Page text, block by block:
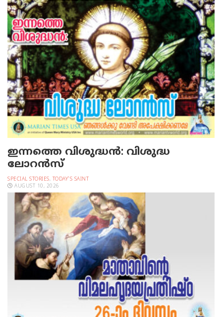
ഇന്നത്തെ വിശുദ്ധന്‍: വിശുദ്ധ
ലോറന്‍സ്‌
SPECIAL STORIES, TODAY'S SAINT
AUGUST 10, 2026